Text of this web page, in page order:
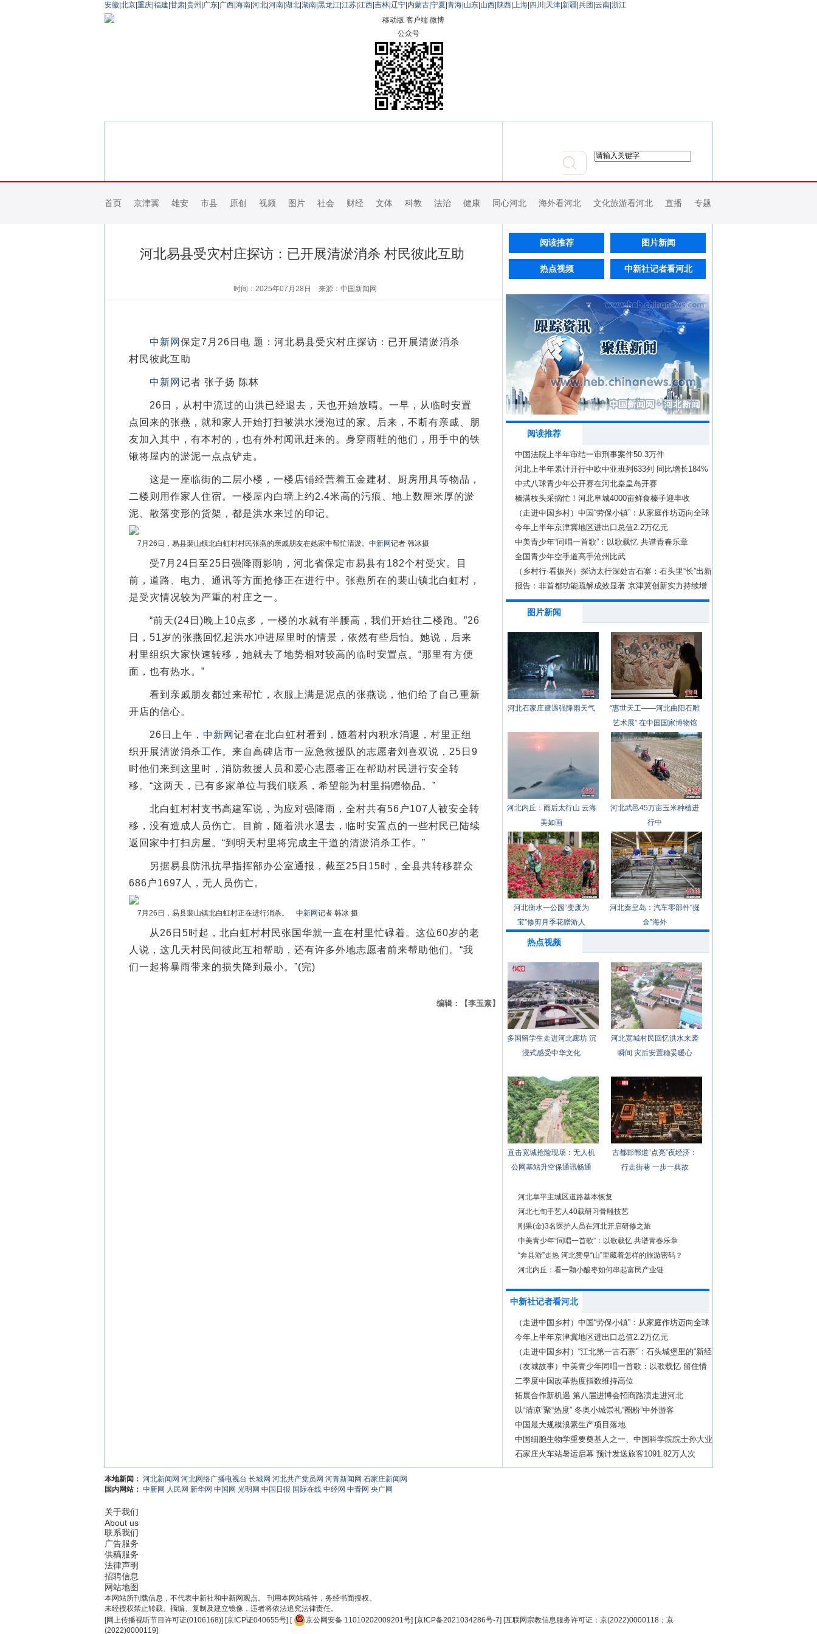
安徽 北京 重庆 福建 甘肃 贵州 广东 广西 海南 河北 河南 湖北 湖南 黑龙江 江苏 江西 吉林 辽宁 内蒙古 宁夏 青海 山东 山西 陕西 上海 四川 天津 新疆 兵团 云南 浙江
移动版 客户端 微博
公众号
首页 京津冀 雄安 市县 原创 视频 图片 社会 财经 文体 科教 法治 健康 同心河北 海外看河北 文化旅游看河北 直播 专题
河北易县受灾村庄探访：已开展清淤消杀 村民彼此互助
时间：2025年07月28日 来源：中国新闻网
中新网 保定7月26日电 题：河北易县受灾村庄探访：已开展清淤消杀
村民彼此互助
中新网 记者 张子扬 陈林
26日，从村中流过的山洪已经退去，天也开始放晴。一早，从临时安置
点回来的张燕，就和家人开始打扫被洪水浸泡过的家。后来，不断有亲戚、朋
友加入其中，有本村的，也有外村闻讯赶来的。身穿雨鞋的他们，用手中的铁
锹将屋内的淤泥一点点铲走。
这是一座临街的二层小楼，一楼店铺经营着五金建材、厨房用具等物品，
二楼则用作家人住宿。一楼屋内白墙上约2.4米高的污痕、地上数厘米厚的淤
泥、散落变形的货架，都是洪水来过的印记。
7月26日，易县裴山镇北白虹村村民张燕的亲戚朋友在她家中帮忙清淤。 中新网记者 韩冰摄
受7月24日至25日强降雨影响，河北省保定市易县有182个村受灾。目
前，道路、电力、通讯等方面抢修正在进行中。张燕所在的裴山镇北白虹村，
是受灾情况较为严重的村庄之一。
“前天(24日)晚上10点多，一楼的水就有半腰高，我们开始往二楼跑。”26
日，51岁的张燕回忆起洪水冲进屋里时的情景，依然有些后怕。她说，后来
村里组织大家快速转移，她就去了地势相对较高的临时安置点。“那里有方便
面，也有热水。”
看到亲戚朋友都过来帮忙，衣服上满是泥点的张燕说，他们给了自己重新
开店的信心。
26日上午， 中新网 记者在北白虹村看到，随着村内积水消退，村里正组
织开展清淤消杀工作。来自高碑店市一应急救援队的志愿者刘喜双说，25日9
时他们来到这里时，消防救援人员和爱心志愿者正在帮助村民进行安全转
移。“这两天，已有多家单位与我们联系，希望能为村里捐赠物品。”
北白虹村村支书高建军说，为应对强降雨，全村共有56户107人被安全转
移，没有造成人员伤亡。目前，随着洪水退去，临时安置点的一些村民已陆续
返回家中打扫房屋。“到明天村里将完成主干道的清淤消杀工作。”
另据易县防汛抗旱指挥部办公室通报，截至25日15时，全县共转移群众
686户1697人，无人员伤亡。
7月26日，易县裴山镇北白虹村正在进行消杀。 中新网记者 韩冰 摄
从26日5时起，北白虹村村民张国华就一直在村里忙碌着。这位60岁的老
人说，这几天村民间彼此互相帮助，还有许多外地志愿者前来帮助他们。“我
们一起将暴雨带来的损失降到最小。”(完)
编辑：【李玉素】
阅读推荐 图片新闻
热点视频 中新社记者看河北
阅读推荐
中国法院上半年审结一审刑事案件50.3万件
河北上半年累计开行中欧中亚班列633列 同比增长184%
中式八球青少年公开赛在河北秦皇岛开赛
榛满枝头采摘忙！河北阜城4000亩鲜食榛子迎丰收
（走进中国乡村）中国“劳保小镇”：从家庭作坊迈向全球
品牌
今年上半年京津冀地区进出口总值2.2万亿元
中美青少年“同唱一首歌”：以歌载忆 共谱青春乐章
全国青少年空手道高手沧州比武
（乡村行·看振兴）探访太行深处古石寨：石头里“长”出新
饭碗
报告：非首都功能疏解成效显著 京津冀创新实力持续增
强
图片新闻
河北石家庄遭遇强降雨天气
“惠世天工——河北曲阳石雕
艺术展” 在中国国家博物馆
开幕
河北内丘：雨后太行山 云海
美如画
河北武邑45万亩玉米种植进
行中
河北衡水一公园“变废为
宝”修剪月季花赠游人
河北秦皇岛：汽车零部件“掘
金”海外
热点视频
多国留学生走进河北廊坊 沉
浸式感受中华文化
河北宽城村民回忆洪水来袭
瞬间 灾后安置稳妥暖心
直击宽城抢险现场：无人机
公网基站升空保通讯畅通
古都邯郸道“点亮”夜经济：
行走街巷 一步一典故
河北阜平主城区道路基本恢复
河北七旬手艺人40载研习骨雕技艺
刚果(金)3名医护人员在河北开启研修之旅
中美青少年“同唱一首歌”：以歌载忆 共谱青春乐章
“奔县游”走热 河北赞皇“山”里藏着怎样的旅游密码？
河北内丘：看一颗小酸枣如何串起富民产业链
中新社记者看河北
（走进中国乡村）中国“劳保小镇”：从家庭作坊迈向全球
品牌
今年上半年京津冀地区进出口总值2.2万亿元
（走进中国乡村）“江北第一古石寨”：石头城堡里的“新经
济”
（友城故事）中美青少年同唱一首歌：以歌载忆 留住情
缘
二季度中国改革热度指数维持高位
拓展合作新机遇 第八届进博会招商路演走进河北
以“清凉”聚“热度” 冬奥小城崇礼“圈粉”中外游客
中国最大规模溴素生产项目落地
中国细胞生物学重要奠基人之一、中国科学院院士孙大业
逝世
石家庄火车站暑运启幕 预计发送旅客1091.82万人次
本地新闻： 河北新闻网 河北网络广播电视台 长城网 河北共产党员网 河青新闻网 石家庄新闻网
国内网站： 中新网 人民网 新华网 中国网 光明网 中国日报 国际在线 中经网 中青网 央广网
关于我们
About us
联系我们
广告服务
供稿服务
法律声明
招聘信息
网站地图
本网站所刊载信息，不代表中新社和中新网观点。 刊用本网站稿件，务经书面授权。
未经授权禁止转载、摘编、复制及建立镜像，违者将依法追究法律责任。
[网上传播视听节目许可证(0106168)] [京ICP证040655号] [ 京公网安备 11010202009201号] [京ICP备2021034286号-7] [互联网宗教信息服务许可证：京(2022)0000118；京
(2022)0000119]